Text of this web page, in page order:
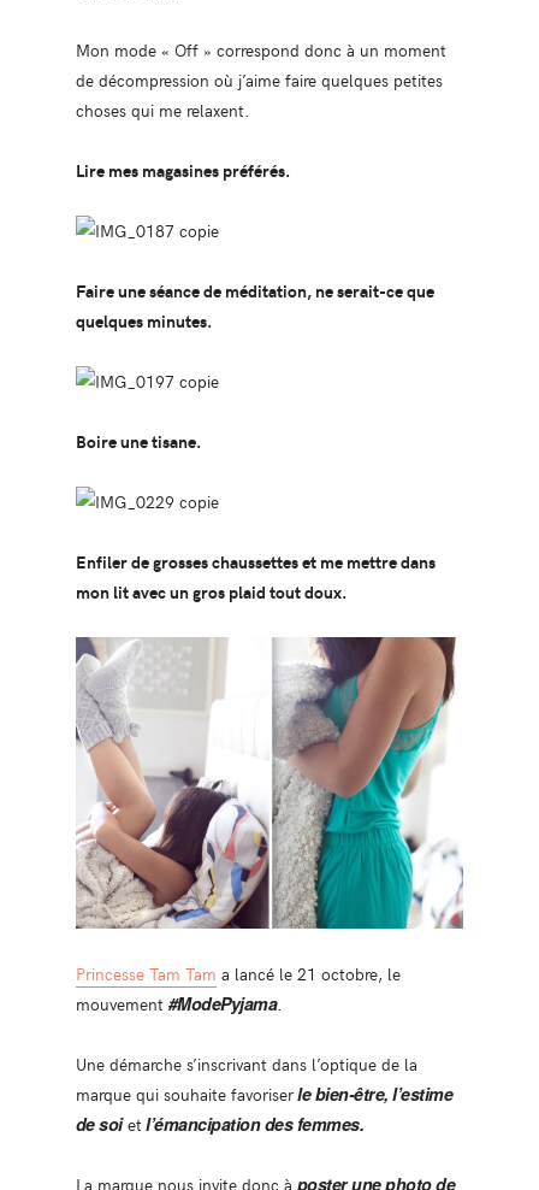
Mon mode « Off » correspond donc à un moment
de décompression où j’aime faire quelques petites
choses qui me relaxent.
Lire mes magasines préférés.
Faire une séance de méditation, ne serait-ce que
quelques minutes.
Boire une tisane.
Enfiler de grosses chaussettes et me mettre dans
mon lit avec un gros plaid tout doux.
Princesse Tam Tam a lancé le 21 octobre, le
mouvement #ModePyjama.
Une démarche s’inscrivant dans l’optique de la
marque qui souhaite favoriserle bien-être, l’estime
de soietl’émancipation des femmes.
La marque nous invite donc à poster une photo de